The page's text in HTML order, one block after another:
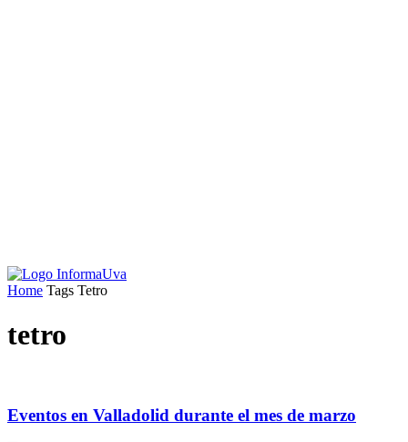
Home Tags Tetro
tetro
Eventos en Valladolid durante el mes de marzo